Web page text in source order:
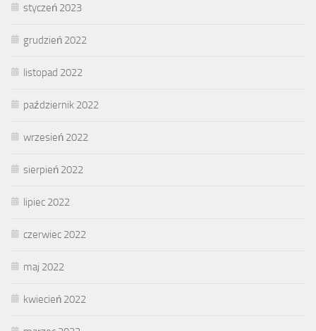
styczeń 2023
grudzień 2022
listopad 2022
październik 2022
wrzesień 2022
sierpień 2022
lipiec 2022
czerwiec 2022
maj 2022
kwiecień 2022